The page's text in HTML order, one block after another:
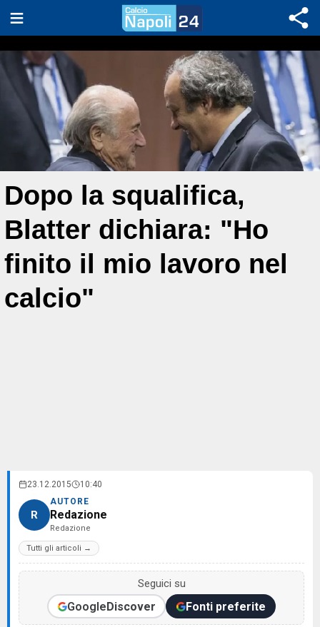
Dopo la squalifica,
Blatter dichiara: "Ho
finito il mio lavoro nel
calcio"
23.12.2015 10:40
R
AUTORE
Redazione
Redazione
Tutti gli articoli →
Seguici su
GoogleDiscover Fonti preferite